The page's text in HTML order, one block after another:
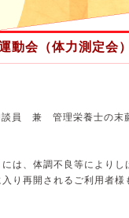
動会（体力測定会
談員 兼 管理栄養士の末
は、体調不良等によりし
り再開されるご利用者